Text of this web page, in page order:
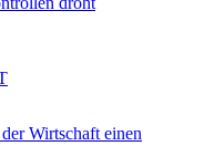
Wirtschaft einen